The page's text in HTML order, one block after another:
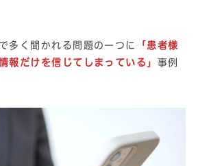
多く聞かれる問題の一つに
「患者様
報だけを信じてしまっている」 事例